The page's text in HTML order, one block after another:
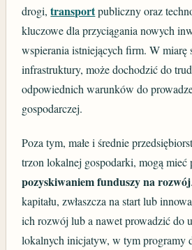
drogi,transportpubliczny oraz
kluczowe dla przyciągania nowych
wspierania istniejących firm. W miarę
infrastruktury, może dochodzić do
odpowiednich warunków do
gospodarczej.
Poza tym, małe i średnie
trzon lokalnej gospodarki, mogą mieć
pozyskiwaniem funduszy na rozwój
kapitału, zwłaszcza na start lub
ich rozwój lub a nawet prowadzić do
lokalnych inicjatyw, w tym programy